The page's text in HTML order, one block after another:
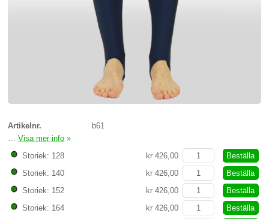
Artikelnr.
b61
bygelbyxor i marinblå lycra.
…Visa mer info »
Storiek: 128
kr 426,00
Beställa
Storiek: 140
kr 426,00
Beställa
Storiek: 152
kr 426,00
Beställa
Storiek: 164
kr 426,00
Beställa